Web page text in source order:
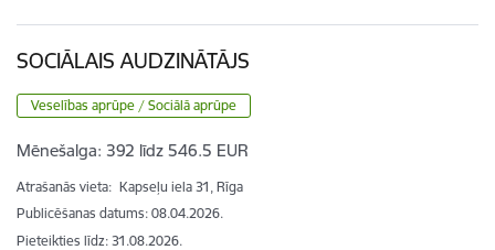
SOCIĀLAIS AUDZINĀTĀJS
Veselības aprūpe / Sociālā aprūpe
Mēnešalga: 392 līdz 546.5 EUR
Atrašanās vieta: Kapseļu iela 31, Rīga
Publicēšanas datums: 08.04.2026.
Pieteikties līdz: 31.08.2026.